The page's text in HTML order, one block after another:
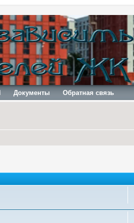
Документы Обратная связь